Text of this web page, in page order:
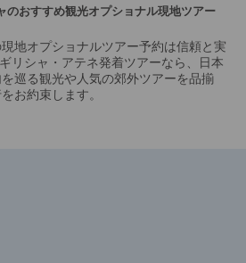
のおすすめ観光オプショナル現地ツアー
地オプショナルツアー予約は信頼と実
リシャ・アテネ発着ツアーなら、日本
巡る観光や人気の郊外ツアーを品揃
お約束します。